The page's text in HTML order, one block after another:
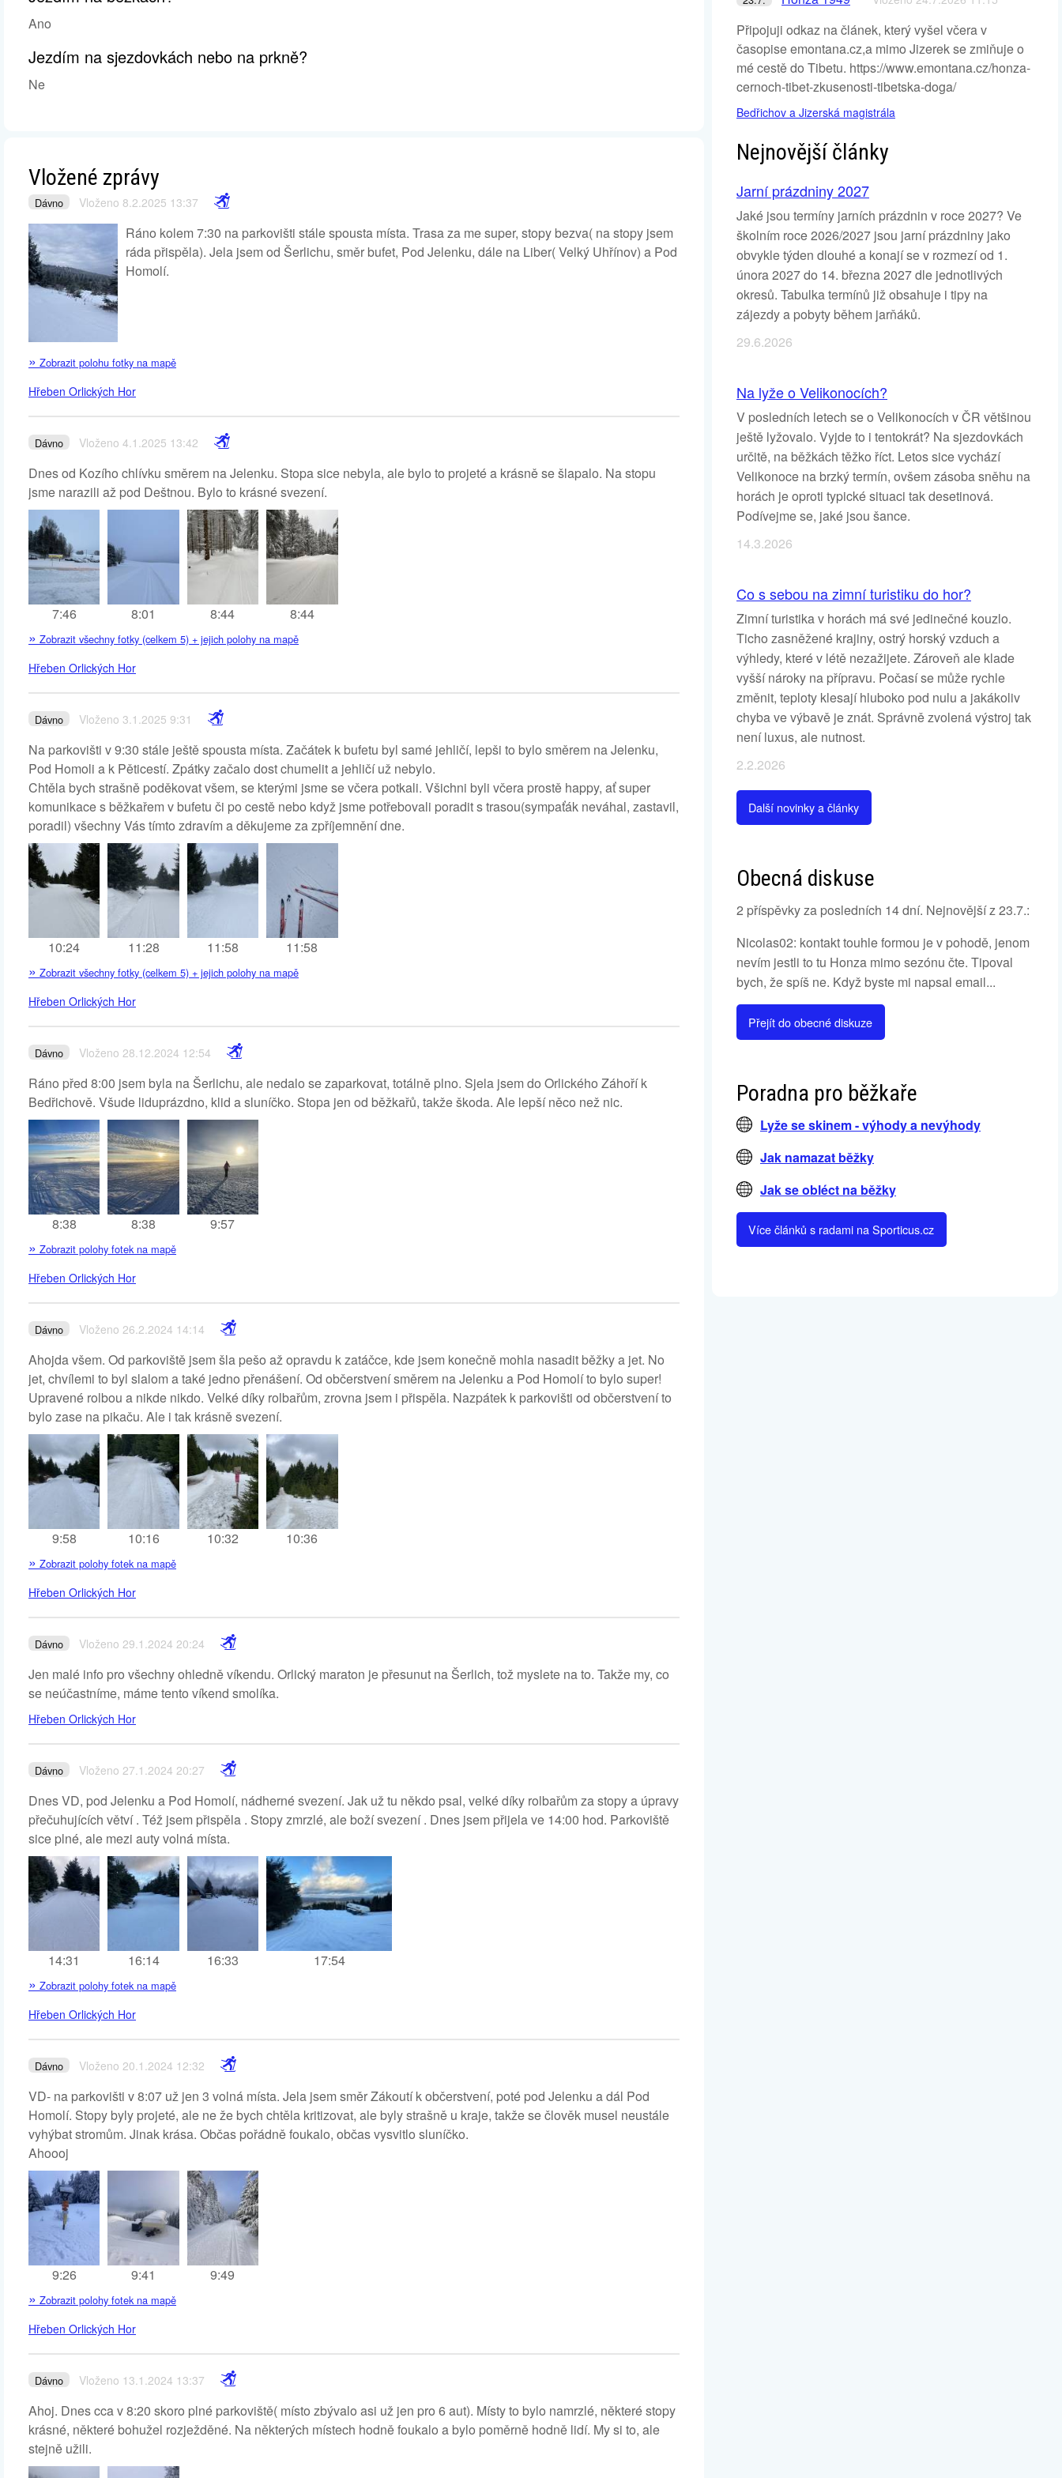
Ano
Jezdím na sjezdovkách nebo na prkně?
Ne
Vložené zprávy
Dávno Vloženo 8.2.2025 13:37
Ráno kolem 7:30 na parkovišti stále spousta místa. Trasa za me super, stopy bezva( na stopy jsem
ráda přispěla). Jela jsem od Šerlichu, směr bufet, Pod Jelenku, dále na Liber( Velký Uhřínov) a Pod
Homolí.
» Zobrazit polohu fotky na mapě
Hřeben Orlických Hor
Dávno Vloženo 4.1.2025 13:42
Dnes od Kozího chlívku směrem na Jelenku. Stopa sice nebyla, ale bylo to projeté a krásně se šlapalo. Na stopu
jsme narazili až pod Deštnou. Bylo to krásné svezení.
7:46 8:01 8:44 8:44
» Zobrazit všechny fotky (celkem 5) + jejich polohy na mapě
Hřeben Orlických Hor
Dávno Vloženo 3.1.2025 9:31
Na parkovišti v 9:30 stále ještě spousta místa. Začátek k bufetu byl samé jehličí, lepši to bylo směrem na Jelenku,
Pod Homoli a k Pěticestí. Zpátky začalo dost chumelit a jehličí už nebylo.
Chtěla bych strašně poděkovat všem, se kterými jsme se včera potkali. Všichni byli včera prostě happy, ať super
komunikace s běžkařem v bufetu či po cestě nebo když jsme potřebovali poradit s trasou(sympaťák neváhal, zastavil,
poradil) všechny Vás tímto zdravím a děkujeme za zpříjemnění dne.
10:24 11:28 11:58 11:58
» Zobrazit všechny fotky (celkem 5) + jejich polohy na mapě
Hřeben Orlických Hor
Dávno Vloženo 28.12.2024 12:54
Ráno před 8:00 jsem byla na Šerlichu, ale nedalo se zaparkovat, totálně plno. Sjela jsem do Orlického Záhoří k
Bedřichově. Všude liduprázdno, klid a sluníčko. Stopa jen od běžkařů, takže škoda. Ale lepší něco než nic.
8:38 8:38 9:57
» Zobrazit polohy fotek na mapě
Hřeben Orlických Hor
Dávno Vloženo 26.2.2024 14:14
Ahojda všem. Od parkoviště jsem šla pešo až opravdu k zatáčce, kde jsem konečně mohla nasadit běžky a jet. No
jet, chvílemi to byl slalom a také jedno přenášení. Od občerstvení směrem na Jelenku a Pod Homolí to bylo super!
Upravené rolbou a nikde nikdo. Velké díky rolbařům, zrovna jsem i přispěla. Nazpátek k parkovišti od občerstvení to
bylo zase na pikaču. Ale i tak krásně svezení.
9:58 10:16 10:32 10:36
» Zobrazit polohy fotek na mapě
Hřeben Orlických Hor
Dávno Vloženo 29.1.2024 20:24
Jen malé info pro všechny ohledně víkendu. Orlický maraton je přesunut na Šerlich, tož myslete na to. Takže my, co
se neúčastníme, máme tento víkend smolíka.
Hřeben Orlických Hor
Dávno Vloženo 27.1.2024 20:27
Dnes VD, pod Jelenku a Pod Homolí, nádherné svezení. Jak už tu někdo psal, velké díky rolbařům za stopy a úpravy
přečuhujících větví . Též jsem přispěla . Stopy zmrzlé, ale boží svezení . Dnes jsem přijela ve 14:00 hod. Parkoviště
sice plné, ale mezi auty volná místa.
14:31 16:14 16:33 17:54
» Zobrazit polohy fotek na mapě
Hřeben Orlických Hor
Dávno Vloženo 20.1.2024 12:32
VD- na parkovišti v 8:07 už jen 3 volná místa. Jela jsem směr Zákoutí k občerstvení, poté pod Jelenku a dál Pod
Homolí. Stopy byly projeté, ale ne že bych chtěla kritizovat, ale byly strašně u kraje, takže se člověk musel neustále
vyhýbat stromům. Jinak krása. Občas pořádně foukalo, občas vysvitlo sluníčko.
Ahoooj
9:26 9:41 9:49
» Zobrazit polohy fotek na mapě
Hřeben Orlických Hor
Dávno Vloženo 13.1.2024 13:37
Ahoj. Dnes cca v 8:20 skoro plné parkoviště( místo zbývalo asi už jen pro 6 aut). Místy to bylo namrzlé, některé stopy
krásné, některé bohužel rozježděné. Na některých místech hodně foukalo a bylo poměrně hodně lidí. My si to, ale
stejně užili.
Připojuji odkaz na článek, který vyšel včera v
časopise emontana.cz,a mimo Jizerek se zmiňuje o
mé cestě do Tibetu. https://www.emontana.cz/honza-
cernoch-tibet-zkusenosti-tibetska-doga/
Bedřichov a Jizerská magistrála
Nejnovější články
Jarní prázdniny 2027
Jaké jsou termíny jarních prázdnin v roce 2027? Ve
školním roce 2026/2027 jsou jarní prázdniny jako
obvykle týden dlouhé a konají se v rozmezí od 1.
února 2027 do 14. března 2027 dle jednotlivých
okresů. Tabulka termínů již obsahuje i tipy na
zájezdy a pobyty během jarňáků.
29.6.2026
Na lyže o Velikonocích?
V posledních letech se o Velikonocích v ČR většinou
ještě lyžovalo. Vyjde to i tentokrát? Na sjezdovkách
určitě, na běžkách těžko říct. Letos sice vychází
Velikonoce na brzký termín, ovšem zásoba sněhu na
horách je oproti typické situaci tak desetinová.
Podívejme se, jaké jsou šance.
14.3.2026
Co s sebou na zimní turistiku do hor?
Zimní turistika v horách má své jedinečné kouzlo.
Ticho zasněžené krajiny, ostrý horský vzduch a
výhledy, které v létě nezažijete. Zároveň ale klade
vyšší nároky na přípravu. Počasí se může rychle
změnit, teploty klesají hluboko pod nulu a jakákoliv
chyba ve výbavě je znát. Správně zvolená výstroj tak
není luxus, ale nutnost.
2.2.2026
Další novinky a články
Obecná diskuse
2 příspěvky za posledních 14 dní. Nejnovější z 23.7.:
Nicolas02: kontakt touhle formou je v pohodě, jenom
nevím jestli to tu Honza mimo sezónu čte. Tipoval
bych, že spíš ne. Když byste mi napsal email...
Přejít do obecné diskuze
Poradna pro běžkaře
Lyže se skinem - výhody a nevýhody
Jak namazat běžky
Jak se obléct na běžky
Více článků s radami na Sporticus.cz